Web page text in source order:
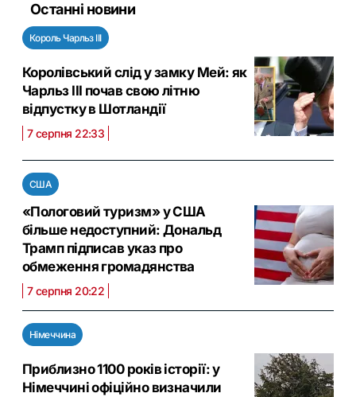
Останні новини
Король Чарльз III
Королівський слід у замку Мей: як
Чарльз III почав свою літню
відпустку в Шотландії
7 серпня 22:33
США
«Пологовий туризм» у США
більше недоступний: Дональд
Трамп підписав указ про
обмеження громадянства
7 серпня 20:22
Німеччина
Приблизно 1100 років історії: у
Німеччині офіційно визначили